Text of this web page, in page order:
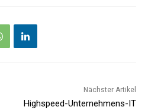
Nächster Artikel
Highspeed-Unternehmens-IT